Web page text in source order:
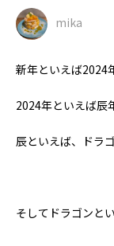
mika
新年といえば2024
2024年といえば辰
辰といえば、ドラ
そしてドラゴンと